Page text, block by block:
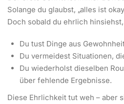
Solange du glaubst, „alles ist
Doch sobald du ehrlich
Du tust Dinge aus
Du vermeidest Situationen,
Du wiederholst dieselben
über fehlende Ergebnisse.
Diese Ehrlichkeit tut weh – aber